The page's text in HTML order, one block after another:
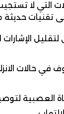
التي لا
تقنيات حديثة
لتقليل
في حالات
العصبية